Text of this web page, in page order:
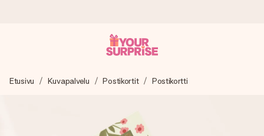
Valmistamme lahjasi huolella ja lähetämme sen hetkessä,
Etusivu Kuvapalvelu Postikortit Postikortti